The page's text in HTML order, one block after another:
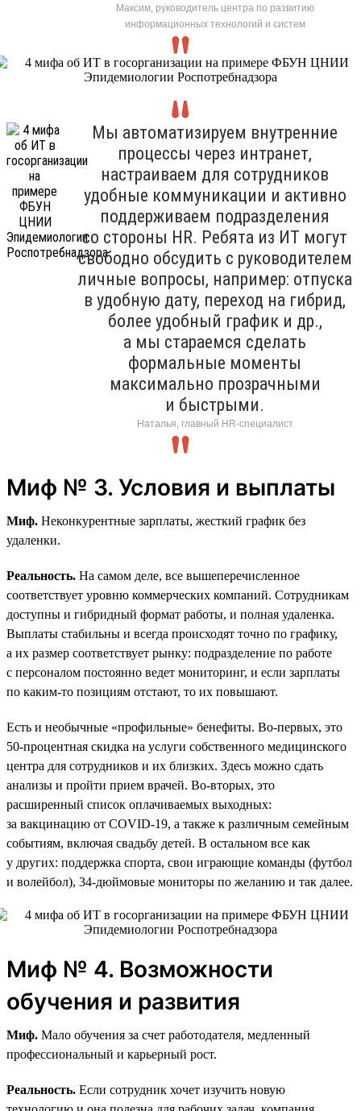
Максим, руководитель центра по развитию
информационных технологий и систем
Мы автоматизируем внутренние
процессы через интранет,
настраиваем для сотрудников
удобные коммуникации и активно
поддерживаем подразделения
со стороны HR. Ребята из ИТ могут
свободно обсудить с руководителем
личные вопросы, например: отпуска
в удобную дату, переход на гибрид,
более удобный график и др.,
а мы стараемся сделать
формальные моменты
максимально прозрачными
и быстрыми.
Наталья, главный HR-специалист
Миф № 3. Условия и выплаты
Миф. Неконкурентные зарплаты, жесткий график без
удаленки.
Реальность. На самом деле, все вышеперечисленное
соответствует уровню коммерческих компаний. Сотрудникам
доступны и гибридный формат работы, и полная удаленка.
Выплаты стабильны и всегда происходят точно по графику,
а их размер соответствует рынку: подразделение по работе
с персоналом постоянно ведет мониторинг, и если зарплаты
по каким-то позициям отстают, то их повышают.
Есть и необычные «профильные» бенефиты. Во-первых, это
50‑процентная скидка на услуги собственного медицинского
центра для сотрудников и их близких. Здесь можно сдать
анализы и пройти прием врачей. Во-вторых, это
расширенный список оплачиваемых выходных:
за вакцинацию от COVID-19, а также к различным семейным
событиям, включая свадьбу детей. В остальном все как
у других: поддержка спорта, свои играющие команды (футбол
и волейбол), 34‑дюймовые мониторы по желанию и так далее.
Миф № 4. Возможности
обучения и развития
Миф. Мало обучения за счет работодателя, медленный
профессиональный и карьерный рост.
Реальность. Если сотрудник хочет изучить новую